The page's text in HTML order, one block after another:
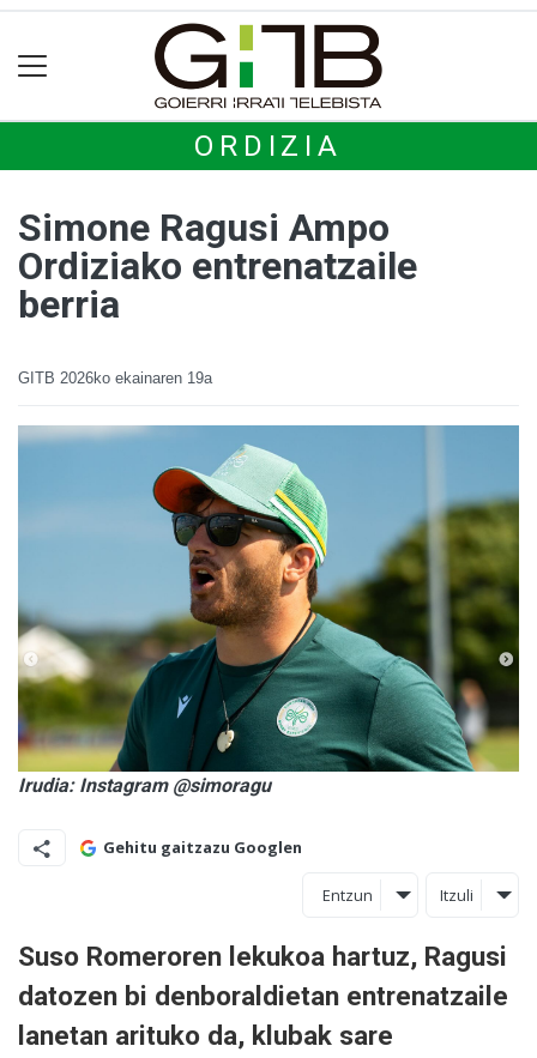
ORDIZIA
Simone Ragusi Ampo
Ordiziako entrenatzaile
berria
GITB 2026ko ekainaren 19a
Irudia: Instagram @simoragu
Gehitu gaitzazu Googlen
Entzun Itzuli
Suso Romeroren lekukoa hartuz, Ragusi
datozen bi denboraldietan entrenatzaile
lanetan arituko da, klubak sare